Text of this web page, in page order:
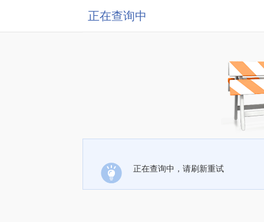
正在查询中
正在查询中，请刷新重试